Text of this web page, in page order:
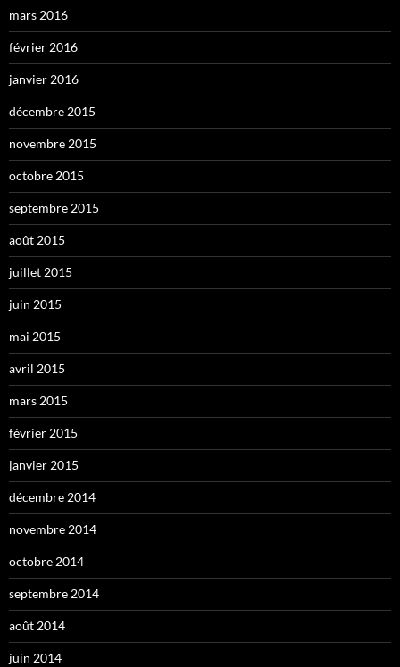
mars 2016
février 2016
janvier 2016
décembre 2015
novembre 2015
octobre 2015
septembre 2015
août 2015
juillet 2015
juin 2015
mai 2015
avril 2015
mars 2015
février 2015
janvier 2015
décembre 2014
novembre 2014
octobre 2014
septembre 2014
août 2014
juin 2014